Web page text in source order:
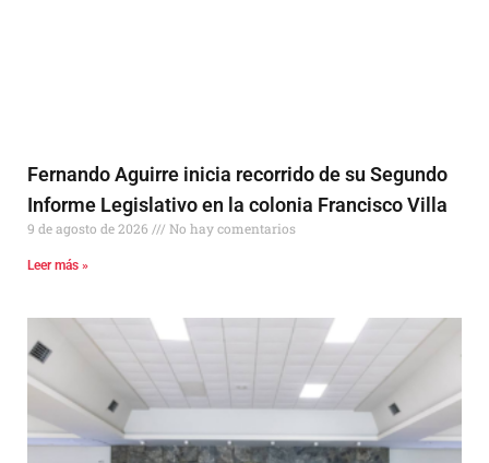
Fernando Aguirre inicia recorrido de su Segundo
Informe Legislativo en la colonia Francisco Villa
9 de agosto de 2026 No hay comentarios
Leer más »